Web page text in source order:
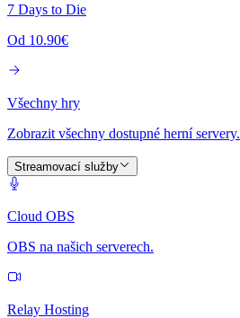
7 Days to Die
Od 10.90€
Všechny hry
Zobrazit všechny dostupné herní servery.
Streamovací služby
Cloud OBS
OBS na našich serverech.
Relay Hosting